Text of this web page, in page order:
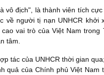
vô địch", là thành viên tích
về người tị nạn UNHCR khởi
vai trò của Việt Nam trong
tâm.
tác của UNHCR thời gian
quả của Chính phủ Việt Nam